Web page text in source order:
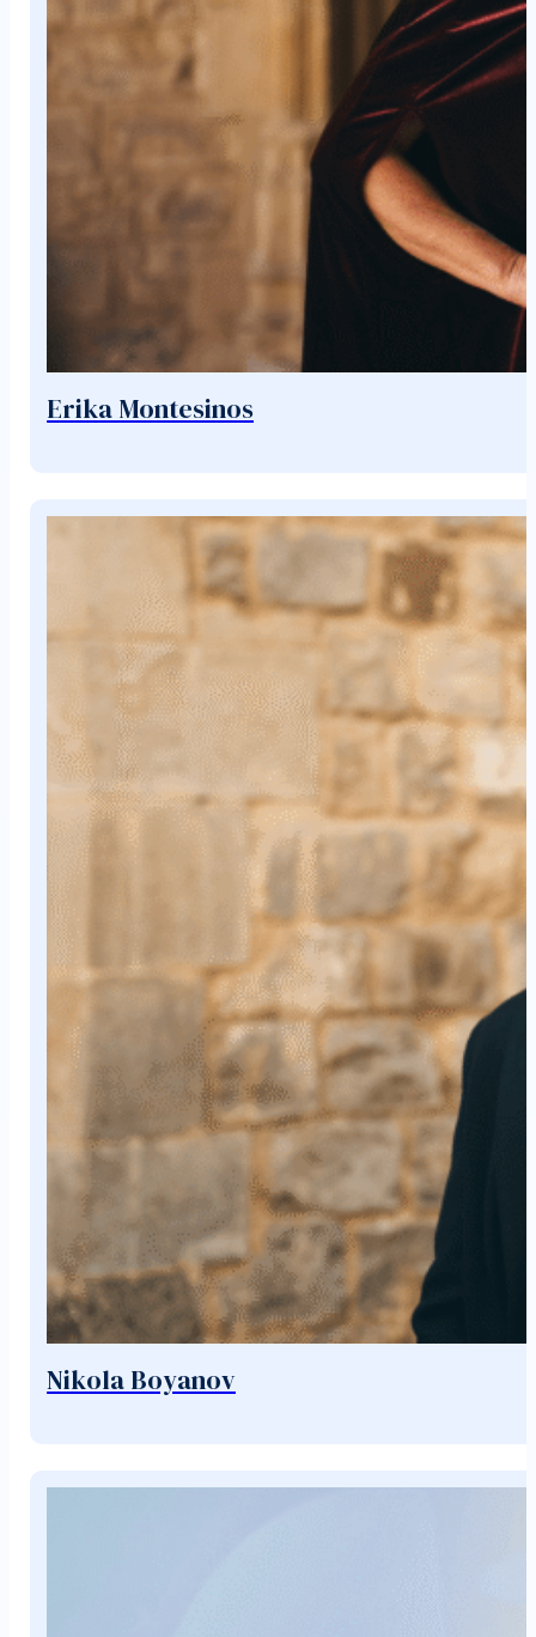
Erika Montesinos
Nikola Boyanov